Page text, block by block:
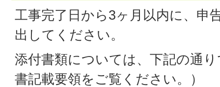
工事完了日から3ヶ月以内に、申
出してください。
添付書類については、下記の通
書記載要領をご覧ください。）